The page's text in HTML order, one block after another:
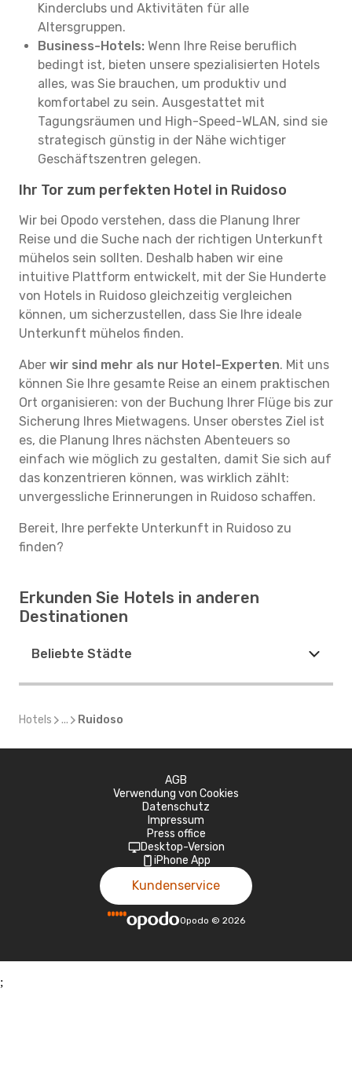
Kinderclubs und Aktivitäten für alle
Altersgruppen.
Business-Hotels: Wenn Ihre Reise beruflich
bedingt ist, bieten unsere spezialisierten Hotels
alles, was Sie brauchen, um produktiv und
komfortabel zu sein. Ausgestattet mit
Tagungsräumen und High-Speed-WLAN, sind sie
strategisch günstig in der Nähe wichtiger
Geschäftszentren gelegen.
Ihr Tor zum perfekten Hotel in Ruidoso
Wir bei Opodo verstehen, dass die Planung Ihrer
Reise und die Suche nach der richtigen Unterkunft
mühelos sein sollten. Deshalb haben wir eine
intuitive Plattform entwickelt, mit der Sie Hunderte
von Hotels in Ruidoso gleichzeitig vergleichen
können, um sicherzustellen, dass Sie Ihre ideale
Unterkunft mühelos finden.
Aber wir sind mehr als nur Hotel-Experten. Mit uns
können Sie Ihre gesamte Reise an einem praktischen
Ort organisieren: von der Buchung Ihrer Flüge bis zur
Sicherung Ihres Mietwagens. Unser oberstes Ziel ist
es, die Planung Ihres nächsten Abenteuers so
einfach wie möglich zu gestalten, damit Sie sich auf
das konzentrieren können, was wirklich zählt:
unvergessliche Erinnerungen in Ruidoso schaffen.
Bereit, Ihre perfekte Unterkunft in Ruidoso zu
finden?
Erkunden Sie Hotels in anderen
Destinationen
Beliebte Städte
Hotels ... Ruidoso
AGB
Verwendung von Cookies
Datenschutz
Impressum
Press office
Desktop-Version
iPhone App
Kundenservice
Opodo © 2026
;